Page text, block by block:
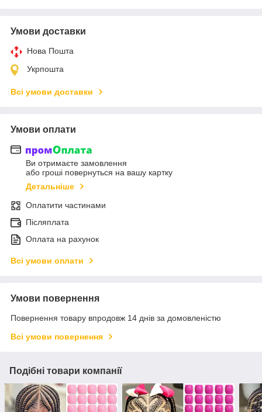
Умови доставки
Нова Пошта
Укрпошта
Всі умови доставки
Умови оплати
Ви отримаєте замовлення
або гроші повернуться на вашу картку
Детальніше
Оплатити частинами
Післяплата
Оплата на рахунок
Всі умови оплати
Умови повернення
Повернення товару впродовж 14 днів за домовленістю
Всі умови повернення
Подібні товари компанії